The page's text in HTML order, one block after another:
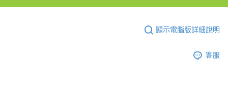
顯示電腦版詳細說明
客服